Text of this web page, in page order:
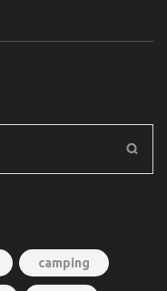
camping